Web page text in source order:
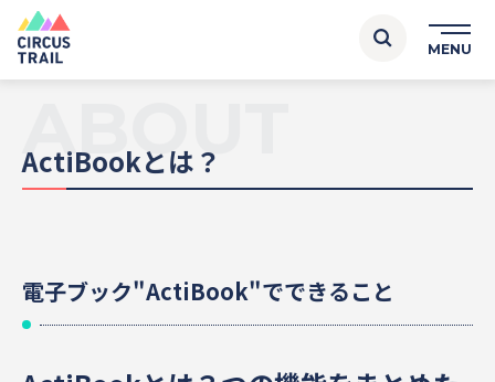
ActiBookとは？
ABOUT
電子ブック"ActiBook"でできること